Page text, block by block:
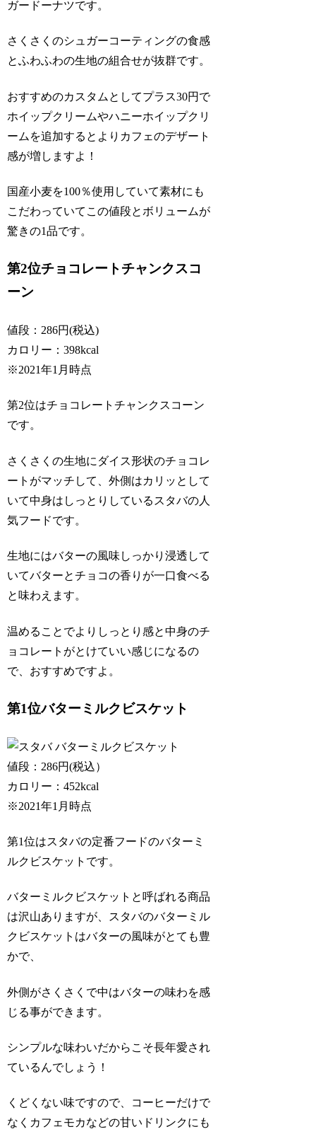
ガードーナツです。
さくさくのシュガーコーティングの食感
とふわふわの生地の組合せが抜群です。
おすすめのカスタムとしてプラス30円で
ホイップクリームやハニーホイップクリ
ームを追加するとよりカフェのデザート
感が増しますよ！
国産小麦を100％使用していて素材にも
こだわっていてこの値段とボリュームが
驚きの1品です。
第2位チョコレートチャンクスコ
ーン
値段：286円(税込)
カロリー：398kcal
※2021年1月時点
第2位はチョコレートチャンクスコーン
です。
さくさくの生地にダイス形状のチョコレ
ートがマッチして、外側はカリッとして
いて中身はしっとりしているスタバの人
気フードです。
生地にはバターの風味しっかり浸透して
いてバターとチョコの香りが一口食べる
と味わえます。
温めることでよりしっとり感と中身のチ
ョコレートがとけていい感じになるの
で、おすすめですよ。
第1位バターミルクビスケット
値段：286円(税込）
カロリー：452kcal
※2021年1月時点
第1位はスタバの定番フードのバターミ
ルクビスケットです。
バターミルクビスケットと呼ばれる商品
は沢山ありますが、スタバのバターミル
クビスケットはバターの風味がとても豊
かで、
外側がさくさくで中はバターの味わを感
じる事ができます。
シンプルな味わいだからこそ長年愛され
ているんでしょう！
くどくない味ですので、コーヒーだけで
なくカフェモカなどの甘いドリンクにも